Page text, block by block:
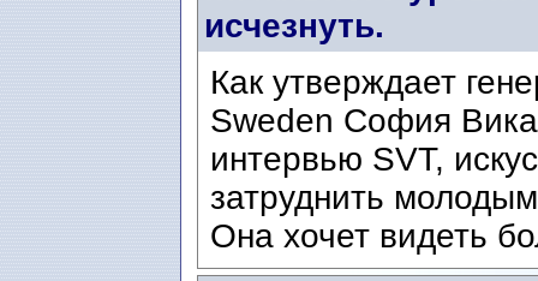
исчезнуть.
Как утверждает
Sweden София
интервью SVT,
затруднить
Она хочет видеть